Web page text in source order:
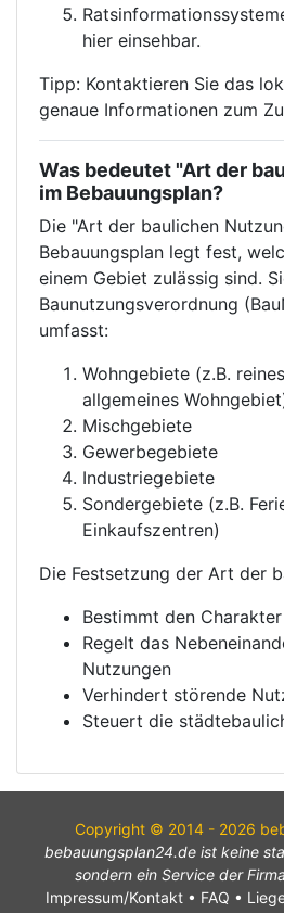
hier einsehbar.
Tipp: Kontaktieren Sie das
genaue Informationen zum
Was bedeutet "Art der
im Bebauungsplan?
Die "Art der baulichen
Bebauungsplan legt fest,
einem Gebiet zulässig sind.
Baunutzungsverordnung
umfasst:
Wohngebiete (z.B.
allgemeines
Mischgebiete
Gewerbegebiete
Industriegebiete
Sondergebiete (z.B.
Einkaufszentren)
Die Festsetzung der Art der
Bestimmt den
Regelt das
Nutzungen
Verhindert störende
Steuert die
Copyright © 2014 - 2026
bebauungsplan24.de ist keine
sondern ein Service der
Impressum/Kontakt • FAQ •